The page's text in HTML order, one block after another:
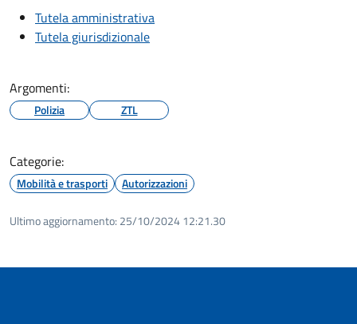
Tutela amministrativa
Tutela giurisdizionale
Argomenti:
Polizia ZTL
Categorie:
Mobilità e trasporti Autorizzazioni
Ultimo aggiornamento: 25/10/2024 12:21.30